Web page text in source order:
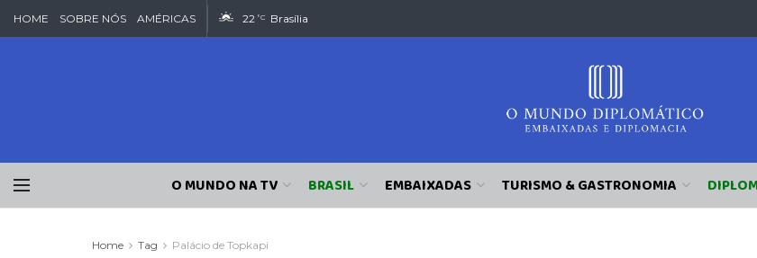
HOME SOBRE NÓS AMÉRICAS 22 °C Brasília
O MUNDO NA TV BRASIL EMBAIXADAS TURISMO & GASTRONOMIA
Home Tag Palácio de Topkapi